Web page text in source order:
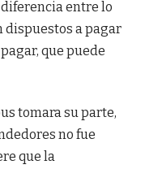
entre lo
dispuestos a pagar
que puede
tomara su parte,
no fue
que la